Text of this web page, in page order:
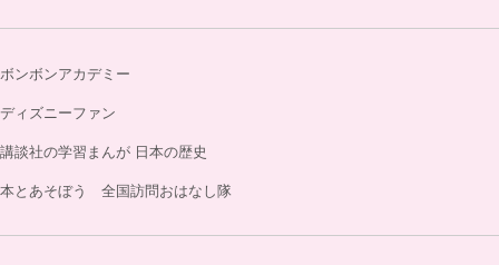
ボンボンアカデミー
ディズニーファン
講談社の学習まんが 日本の歴史
本とあそぼう 全国訪問おはなし隊